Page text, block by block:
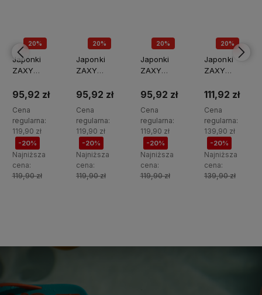
20%
PROMOCJA
Japonki
ZAXY
02966
95,92 zł
Cena
regularna:
119,90 zł
-20%
Najniższa
cena:
119,90 zł
20%
Japonki
ZAXY
02966
95,92 zł
Cena
regularna:
119,90 zł
-20%
Najniższa
cena:
119,90 zł
20%
Japonki
ZAXY
02966
95,92 zł
Cena
regularna:
119,90 zł
-20%
Najniższa
cena:
119,90 zł
20%
PROMOCJA
Japonki
ZAXY
02966
111,92 zł
Cena
regularna:
139,90 zł
-20%
Najniższa
cena:
139,90 zł